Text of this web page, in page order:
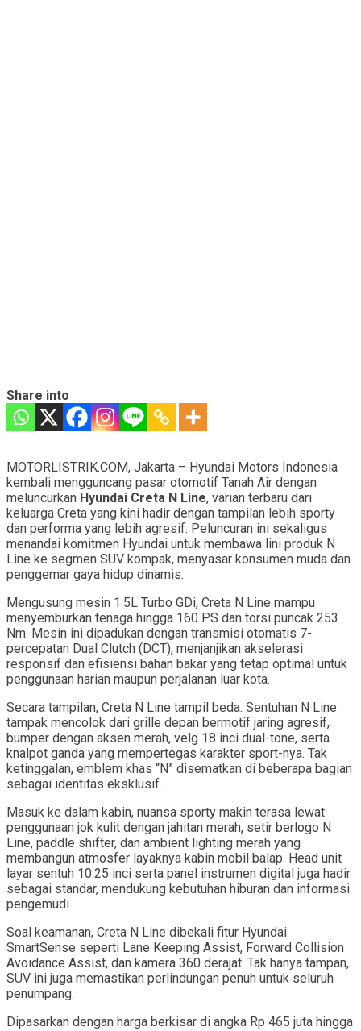
Share into
MOTORLISTRIK.COM, Jakarta – Hyundai Motors Indonesia
kembali mengguncang pasar otomotif Tanah Air dengan
meluncurkan Hyundai Creta N Line, varian terbaru dari
keluarga Creta yang kini hadir dengan tampilan lebih sporty
dan performa yang lebih agresif. Peluncuran ini sekaligus
menandai komitmen Hyundai untuk membawa lini produk N
Line ke segmen SUV kompak, menyasar konsumen muda dan
penggemar gaya hidup dinamis.
Mengusung mesin 1.5L Turbo GDi, Creta N Line mampu
menyemburkan tenaga hingga 160 PS dan torsi puncak 253
Nm. Mesin ini dipadukan dengan transmisi otomatis 7-
percepatan Dual Clutch (DCT), menjanjikan akselerasi
responsif dan efisiensi bahan bakar yang tetap optimal untuk
penggunaan harian maupun perjalanan luar kota.
Secara tampilan, Creta N Line tampil beda. Sentuhan N Line
tampak mencolok dari grille depan bermotif jaring agresif,
bumper dengan aksen merah, velg 18 inci dual-tone, serta
knalpot ganda yang mempertegas karakter sport-nya. Tak
ketinggalan, emblem khas “N” disematkan di beberapa bagian
sebagai identitas eksklusif.
Masuk ke dalam kabin, nuansa sporty makin terasa lewat
penggunaan jok kulit dengan jahitan merah, setir berlogo N
Line, paddle shifter, dan ambient lighting merah yang
membangun atmosfer layaknya kabin mobil balap. Head unit
layar sentuh 10.25 inci serta panel instrumen digital juga hadir
sebagai standar, mendukung kebutuhan hiburan dan informasi
pengemudi.
Soal keamanan, Creta N Line dibekali fitur Hyundai
SmartSense seperti Lane Keeping Assist, Forward Collision
Avoidance Assist, dan kamera 360 derajat. Tak hanya tampan,
SUV ini juga memastikan perlindungan penuh untuk seluruh
penumpang.
Dipasarkan dengan harga berkisar di angka Rp 465 juta hingga